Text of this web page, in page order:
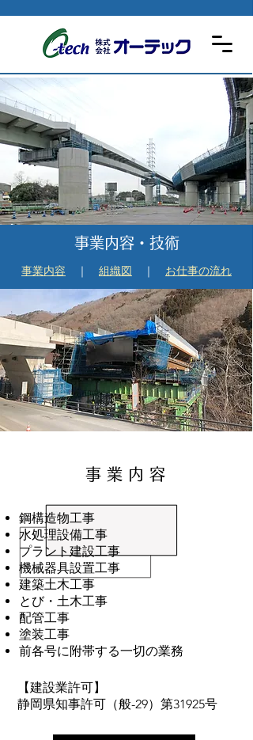
事業内容・技術
事業内容 ｜ 組織図 ｜ お仕事の流れ
鋼構造物工事
水処理設備工事
プラント建設工事
機械器具設置工事
建築土木工事
とび・土木工事
配管工事
塗装工事
前各号に附帯する一切の業務
【建設業許可】
静岡県知事許可（般-29）第31925号
事 業 内 容